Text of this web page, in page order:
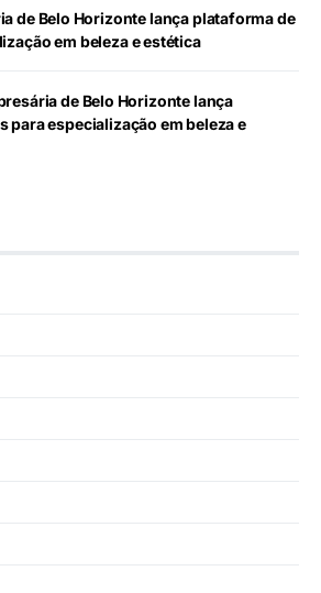
de Belo Horizonte lança plataforma de
em beleza e estética
de Belo Horizonte lança
para especialização em beleza e